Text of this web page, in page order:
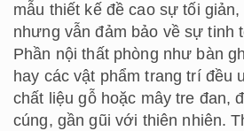
mẫu thiết kế đề cao sự tối
nhưng vẫn đảm bảo về sự tinh
Phần nội thất phòng như bàn
hay các vật phẩm trang trí đều
chất liệu gỗ hoặc mây tre đan,
cúng, gần gũi với thiên nhiên.